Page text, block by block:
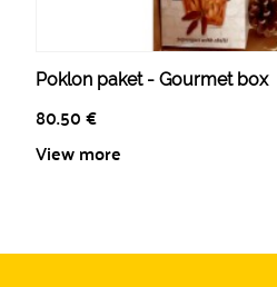
Poklon paket - Gourmet box
80.50€
View more